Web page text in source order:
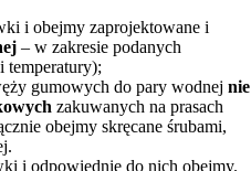
i obejmy zaprojektowane i
– w zakresie podanych
temperatury);
gumowych do pary wodnejnie
zakuwanych na prasach
obejmy skręcane śrubami,
i odpowiednie do nich obejmy.